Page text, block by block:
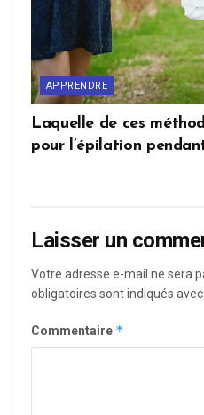
APPRENDRE
Laquelle de ces
pour l’épilation
Laisser un
Votre adresse e-mail ne sera
obligatoires sont indiqués avec
Commentaire *